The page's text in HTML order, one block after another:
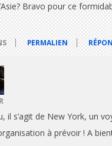
Bravo pour ce
PERMALIEN
il s’agit de New York, un
à prévoir ! A